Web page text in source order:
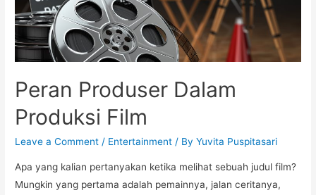
Peran Produser Dalam
Produksi Film
Leave a Comment / Entertainment / ByYuvita Puspitasari
Apa yang kalian pertanyakan ketika melihat sebuah judul film?
Mungkin yang pertama adalah pemainnya, jalan ceritanya,